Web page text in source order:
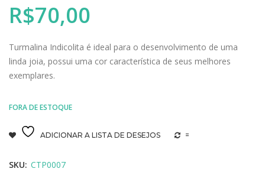
R$70,00
Turmalina Indicolita é ideal para o desenvolvimento de uma
linda joia, possui uma cor característica de seus melhores
exemplares.
FORA DE ESTOQUE
ADICIONAR A LISTA DE DESEJOS =
SKU: CTP0007